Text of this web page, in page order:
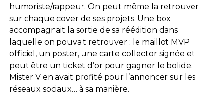
humoriste/rappeur. On peut même la retrouver
sur chaque cover de ses projets. Une box
accompagnait la sortie de sa réédition dans
laquelle on pouvait retrouver : le maillot MVP
officiel, un poster, une carte collector signée et
peut être un ticket d’or pour gagner le bolide.
Mister V en avait profité pour l’annoncer sur les
réseaux sociaux… à sa manière.